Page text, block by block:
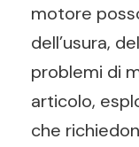
motore
dell’usura,
problemi di
articolo,
che